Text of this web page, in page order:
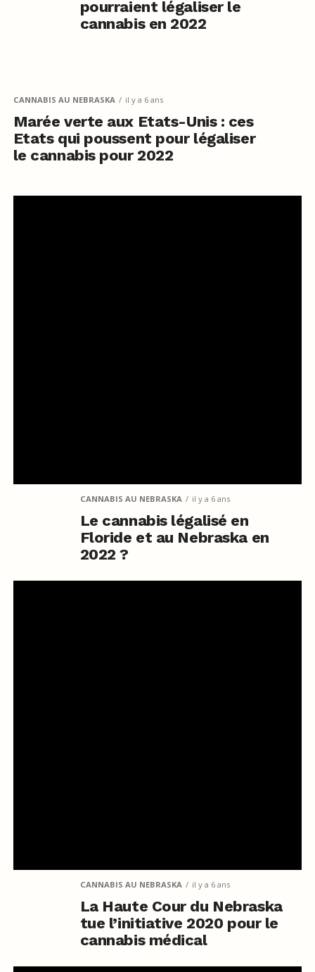
pourraient légaliser le
cannabis en 2022
CANNABIS AU NEBRASKA il y a 6 ans
Marée verte aux Etats-Unis : ces
Etats qui poussent pour légaliser
le cannabis pour 2022
CANNABIS AU NEBRASKA il y a 6 ans
Le cannabis légalisé en
Floride et au Nebraska en
2022 ?
CANNABIS AU NEBRASKA il y a 6 ans
La Haute Cour du Nebraska
tue l’initiative 2020 pour le
cannabis médical